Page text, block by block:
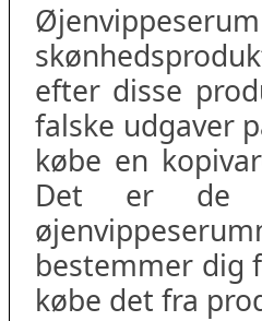
efter disse
falske udgaver
købe en
Det er de
bestemmer dig
købe det fra